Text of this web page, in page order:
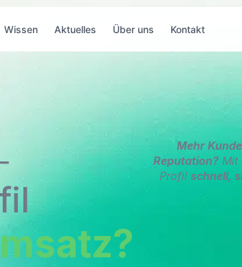
Wissen Aktuelles Über uns Kontakt
Mehr
Reputation? Mit
Profil schnell,